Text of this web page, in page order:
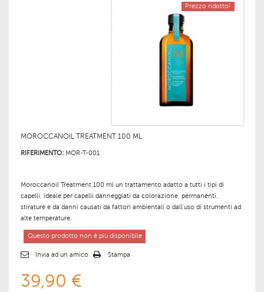
Prezzo ridotto!
MOROCCANOIL TREATMENT 100 ML
RIFERIMENTO: MOR-T-001
Moroccanoil Treatment 100 ml un trattamento adatto a tutti i tipi di
capelli, ideale per capelli danneggiati da colorazione, permanenti,
stirature e da danni causati da fattori ambientali o dall'uso di strumenti ad
alte temperature.
Questo prodotto non è più disponibile
Invia ad un amico Stampa
39,90 €